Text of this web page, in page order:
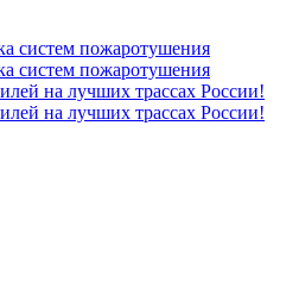
систем пожаротушения
систем пожаротушения
на лучших трассах России!
на лучших трассах России!